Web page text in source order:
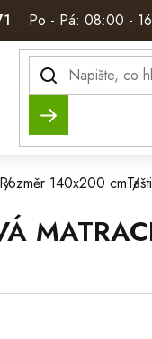
Po - Pá: 08:00 -
Hledat
Rozměr 140x200 cm